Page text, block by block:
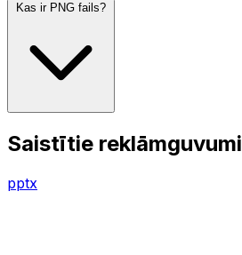
Kas ir PNG fails?
Saistītie reklāmguvumi
pptx